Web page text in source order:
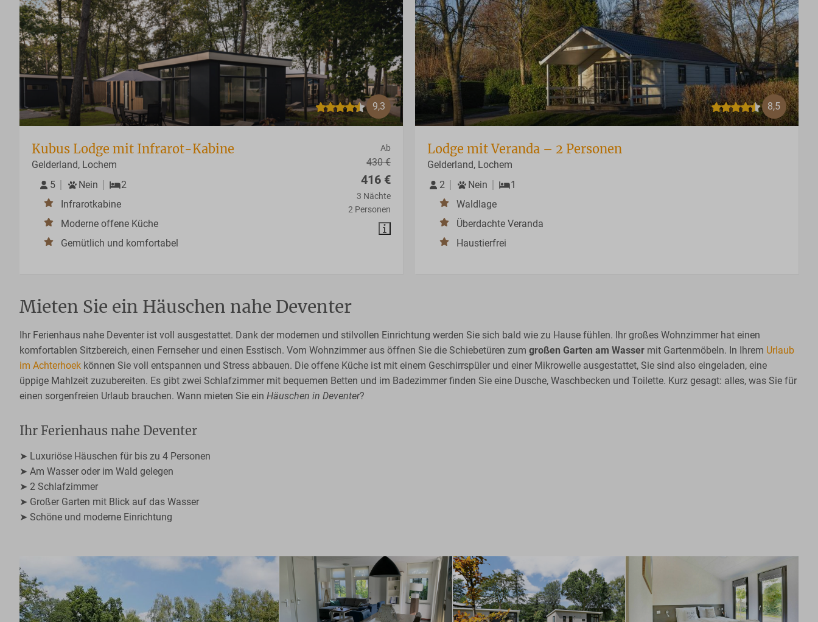
9,3
Ab
430 €
416 €
3 Nächte
2 Personen
Kubus Lodge mit Infrarot-Kabine
Gelderland, Lochem
5
Nein
2
Infrarotkabine
Moderne offene Küche
Gemütlich und komfortabel
8,5
Lodge mit Veranda – 2 Personen
Gelderland, Lochem
2
Nein
1
Waldlage
Überdachte Veranda
Haustierfrei
Mieten Sie ein Häuschen nahe Deventer
Ihr Ferienhaus nahe Deventer ist voll ausgestattet. Dank der modernen und stilvollen Einrichtung werden Sie sich bald wie zu Hause fühlen. Ihr großes Wohnzimmer hat einen
komfortablen Sitzbereich, einen Fernseher und einen Esstisch. Vom Wohnzimmer aus öffnen Sie die Schiebetüren zumgroßen Garten am Wasser mit Gartenmöbeln. In Ihrem Urlaub
im Achterhoek können Sie voll entspannen und Stress abbauen. Die offene Küche ist mit einem Geschirrspüler und einer Mikrowelle ausgestattet, Sie sind also eingeladen, eine
üppige Mahlzeit zuzubereiten. Es gibt zwei Schlafzimmer mit bequemen Betten und im Badezimmer finden Sie eine Dusche, Waschbecken und Toilette. Kurz gesagt: alles, was Sie für
einen sorgenfreien Urlaub brauchen. Wann mieten Sie einHäuschen in Deventer?
Ihr Ferienhaus nahe Deventer
➤ Luxuriöse Häuschen für bis zu 4 Personen
➤ Am Wasser oder im Wald gelegen
➤ 2 Schlafzimmer
➤ Großer Garten mit Blick auf das Wasser
➤ Schöne und moderne Einrichtung